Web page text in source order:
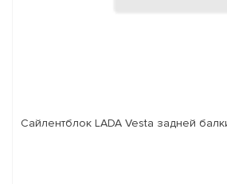
Сайлентблок LADA Vesta задней